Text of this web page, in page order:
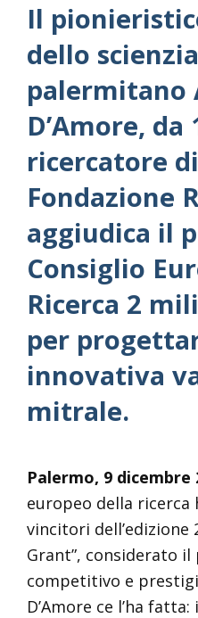
Il
dello
palermitano
D’Amore, da
ricercatore
Fondazione
aggiudica il
Consiglio
Ricerca 2
per
innovativa
mitrale.
Palermo, 9 dicembre
europeo della ricerca
vincitori dell’edizione
Grant”, considerato
competitivo e
D’Amore ce l’ha